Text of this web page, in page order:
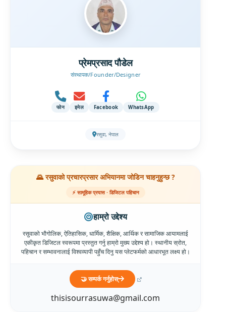
प्रेमप्रसाद पौडेल
संस्थापक/Founder/Designer
फोन इमेल Facebook WhatsApp
रसुवा, नेपाल
🌄 रसुवाको प्रचारप्रसार अभियानमा जोडिन चाहनुहुन्छ ?
⚡ सामूहिक प्रयास · डिजिटल पहिचान
हाम्रो उद्देश्य
रसुवाको भौगोलिक, ऐतिहासिक, धार्मिक, शैक्षिक, आर्थिक र सामाजिक आयामलाई
एकीकृत डिजिटल स्वरूपमा प्रस्तुत गर्नु हाम्रो मुख्य उद्देश्य हो। स्थानीय स्रोत,
पहिचान र सम्भावनालाई विश्वव्यापी पहुँच दिनु यस प्लेटफर्मको आधारभूत लक्ष्य हो।
🤝 सम्पर्क गर्नुहोस्
thisisourrasuwa@gmail.com